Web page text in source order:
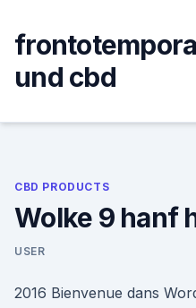
content
und cbd
CBD PRODUCTS
Wolke 9 hanf
USER
2016 Bienvenue dans